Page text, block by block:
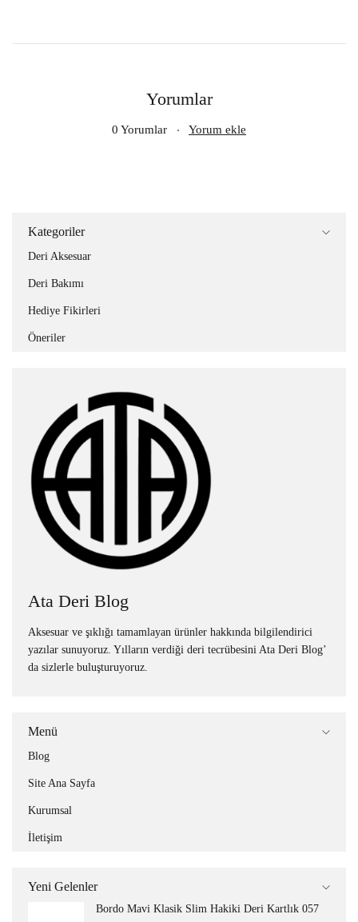
Yorumlar
0 Yorumlar Yorum ekle
Kategoriler
Deri Aksesuar
Deri Bakımı
Hediye Fikirleri
Öneriler
Ata Deri Blog
Aksesuar ve şıklığı tamamlayan ürünler hakkında bilgilendirici
yazılar sunuyoruz. Yılların verdiği deri tecrübesini Ata Deri Blog’
da sizlerle buluşturuyoruz.
Menü
Blog
Site Ana Sayfa
Kurumsal
İletişim
Yeni Gelenler
Bordo Mavi Klasik Slim Hakiki Deri Kartlık 057